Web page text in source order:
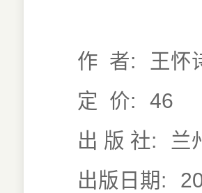
作 者:
王怀
定 价:
46
出 版 社:
兰
出版日期: